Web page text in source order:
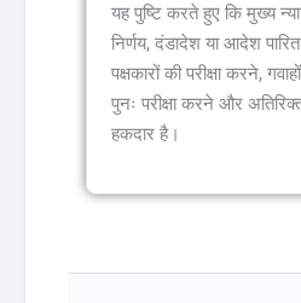
यह पुष्टि करते हुए कि मुख्य
निर्णय, दंडादेश या आदेश
पक्षकारों की परीक्षा करने,
पुनः परीक्षा करने और
हकदार है।